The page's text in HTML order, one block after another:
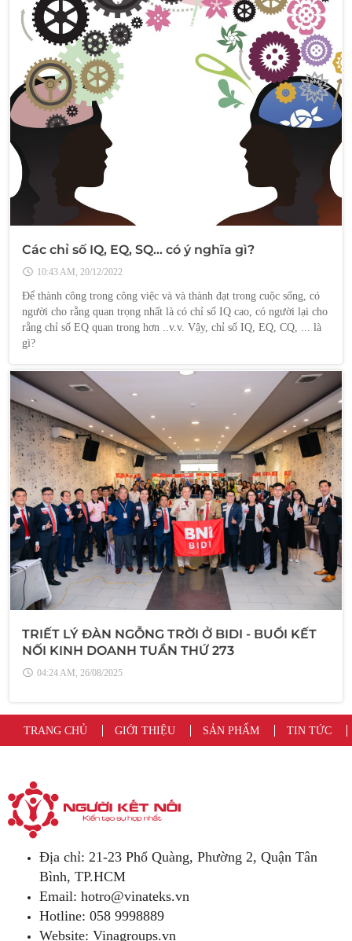
Các chỉ số IQ, EQ, SQ... có ý nghĩa gì?
10:43 AM, 20/12/2022
Để thành công trong công việc và và thành đạt trong cuộc sống, có
người cho rằng quan trọng nhất là có chỉ số IQ cao, có người lại cho
rằng chỉ số EQ quan trong hơn ..v.v. Vậy, chỉ số IQ, EQ, CQ, ... là
gì?
TRIẾT LÝ ĐÀN NGỖNG TRỜI Ở BIDI - BUỔI KẾT
NỐI KINH DOANH TUẦN THỨ 273
04:24 AM, 26/08/2025
TRANG CHỦ GIỚI THIỆU SẢN PHẨM TIN TỨC
Địa chỉ: 21-23 Phổ Quàng, Phường 2, Quận Tân
Bình, TP.HCM
Email: hotro@vinateks.vn
Hotline: 058 9998889
Website: Vinagroups.vn